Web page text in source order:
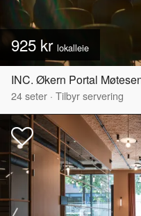
925 kr lokalleie
24seter · Tilbyr servering